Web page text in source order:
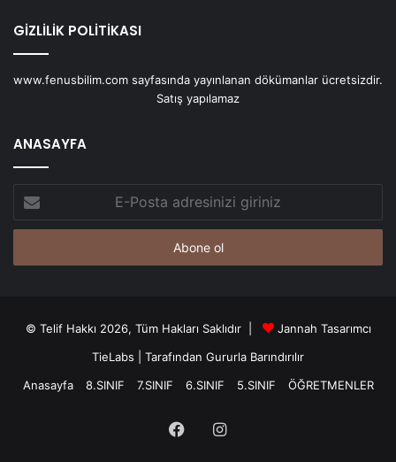
GİZLİLİK POLİTİKASI
www.fenusbilim.com sayfasında yayınlanan dökümanlar ücretsizdir.
Satış yapılamaz
ANASAYFA
Posta
adresinizi
© Telif Hakkı 2026, Tüm Hakları Saklıdır |
Jannah Tasarımcı
TieLabs | Tarafından Gururla Barındırılır
Anasayfa
8.SINIF 7.SINIF 6.SINIF 5.SINIF ÖĞRETMENLER
FacebookInstagram